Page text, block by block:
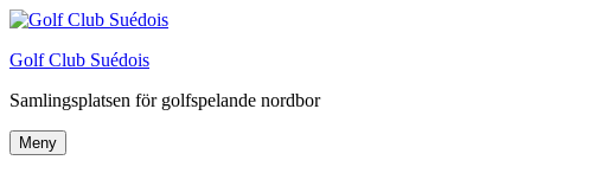
Hoppa
innehåll
Golf Club Suédois
Samlingsplatsen för golfspelande nordbor
Meny